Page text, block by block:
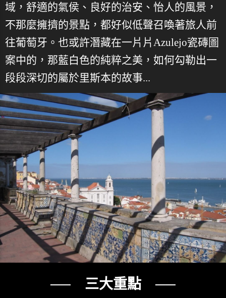
域，舒適的氣侯、良好的治安、怡人的風景，
不那麼擁擠的景點，都好似低聲召喚著旅人前
往葡萄牙。也或許潛藏在一片片Azulejo瓷磚圖
案中的，那藍白色的純粹之美，如何勾勒出一
段段深切的屬於里斯本的故事...
── 三大重點 ──